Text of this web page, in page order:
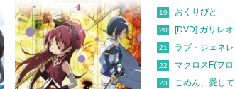
19 おくりびと
20 [DVD] ガリレオ
21 ラブ・ジェネ
22 マクロスF(フ
23
ごめん、愛し